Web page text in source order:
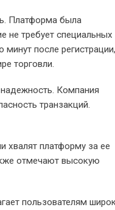
Платформа была
не требует специальных
минут после регистрации,
торговли.
Компания
транзакций.
хвалят платформу за ее
отмечают высокую
пользователям